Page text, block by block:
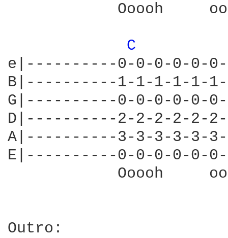
Ooooh
C
e|----------0-0-0-0-0-
B|----------1-1-1-1-1-
G|----------0-0-0-0-0-
D|----------2-2-2-2-2-
A|----------3-3-3-3-3-
E|----------0-0-0-0-0-
Ooooh
Outro: